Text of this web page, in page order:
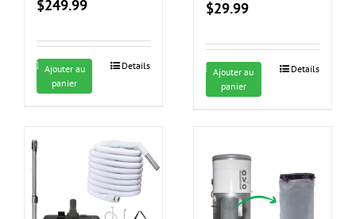
$249.99
Ajouter au
panier
Details
$29.99
Ajouter au
panier
Details